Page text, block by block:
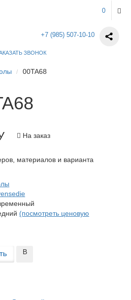
0
+7 (985) 507-10-10
ЗВОНОК
00TA68
На заказ
материалов и варианта
(посмотреть ценовую
В